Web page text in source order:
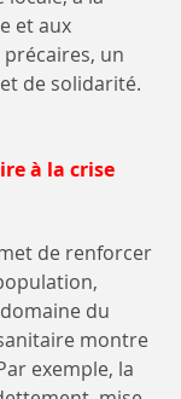
et aux
un
de solidarité.
à la crise
de renforcer
du
montre
exemple, la